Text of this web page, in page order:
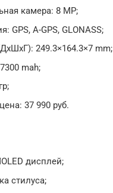
камера: 8 MP;
GРS, А-GРS, GLONASS;
249.3×164.3×7 mm;
mah;
37 990 руб.
дисплей;
стилуса;